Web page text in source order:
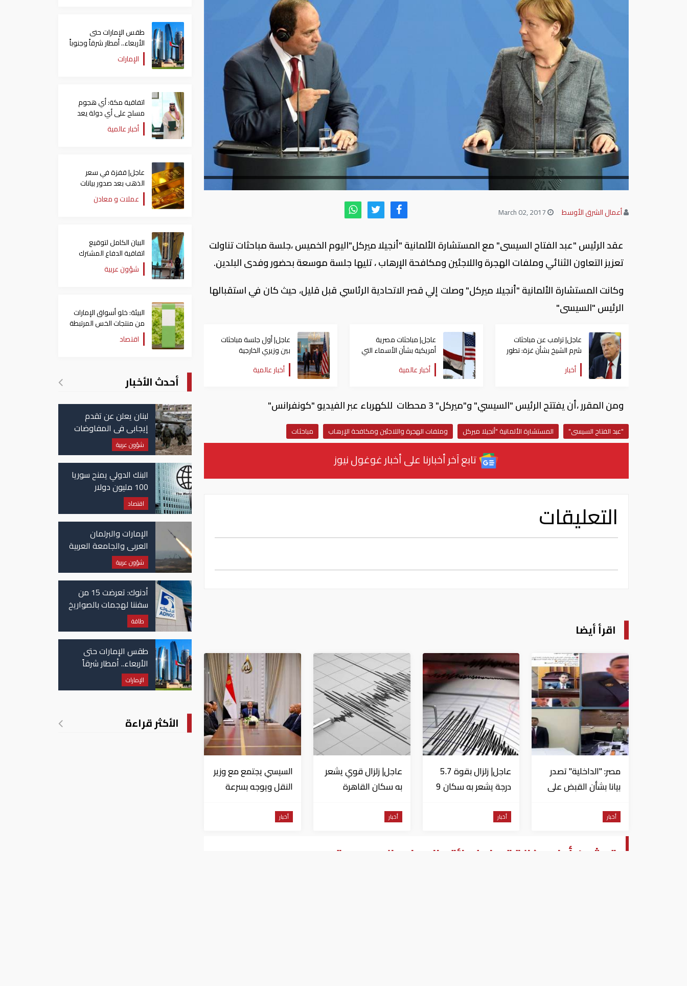
أعمال الشرق الأوسط
عقد الرئيس "عبد الفتاح السيسى" مع المستشارة الألمانية "أنجيلا ميركل"اليوم الخميس ،جلسة مباحثات تناولت
تعزيز التعاون الثنائي وملفات الهجرة واللاجئين ومكافحة الإرهاب ، تليها جلسة موسعة بحضور وفدى البلدين.
وكانت المستشارة الألمانية "أنجيلا ميركل" وصلت إلي قصر الاتحادية الرئاسي قبل قليل، حيث كان في استقبالها
الرئيس "السيسى"
عاجل| ترامب عن مباحثات
شرم الشيخ بشأن غزة: تطور
رائع
أخبار
عاجل| مباحثات مصرية
أمريكية بشأن الأسماء التي
ستدير قطاع غزة
أخبار عالمية
عاجل| أول جلسة مباحثات
بين وزيري الخارجية
الأمريكي والمصري في
واشنطن
أخبار عالمية
ومن المقرر ،أن يفتتح الرئيس "السيسي" و"ميركل" 3 محطات للكهرباء عبر الفيديو "كونفرانس"
"عبد الفتاح السيسى" المستشارة الألمانية "أنجيلا ميركل وملفات الهجرة واللاجئين ومكافحة الإرهاب مباحثات
تابع آخر أخبارنا على أخبار غوغول نيوز
التعليقات
اقرأ أيضا
مصر: "الداخلية" تصدر
بيانا بشأن القبض على
للاستيلاء على
أخبار
عاجل| زلزال بقوة 5.7
درجة يشعر به سكان 9
من السويس
أخبار
عاجل| زلزال قوي يشعر
به سكان القاهرة
أخبار
السيسي يجتمع مع وزير
النقل ويوجه بسرعة
المشروعات الجاري
أخبار
تدشين أول وكالة تصنيف ائتماني في السعودية
طقس الإمارات حتى
الأربعاء.. أمطار شرقاً وجنوباً
وانخفاض تدريجي للحرارة
الإمارات
اتفاقية مكة: أي هجوم
مسلح على أي دولة يعد
هجوما على الدول الثلاث
جميعا
أخبار عالمية
عاجل| قفزة في سعر
الذهب بعد صدور بيانات
الوظائف الأمريكية
عملات و معادن
البيان الكامل لتوقيع
اتفاقية الدفاع المشترك
بين السعودية وتركيا
وباكستان
شؤون عربية
البيئة: خلو أسواق الإمارات
من منتجات الخس المرتبطة
بتفشي داء السيكلوسبورا
اقتصاد
أحدث الأخبار
لبنان يعلن عن تقدم
إيجابي في المفاوضات
مع إسرائيل.. وأمريكا
تضغط لوقف النار في
غزة
شؤون عربية
البنك الدولي يمنح سوريا
100 مليون دولار
اقتصاد
الإمارات والبرلمان
العربي والجامعة العربية
يدينون الهجوم الحوثي
على نجران بالسعودية
شؤون عربية
أدنوك: تعرضت 15 من
سفننا لهجمات بالصواريخ
والطائرات المسيّرة منذ
بداية النزاع
طاقة
طقس الإمارات حتى
الأربعاء.. أمطار شرقاً
وجنوباً وانخفاض
تدريجي للحرارة
الإمارات
الأكثر قراءة